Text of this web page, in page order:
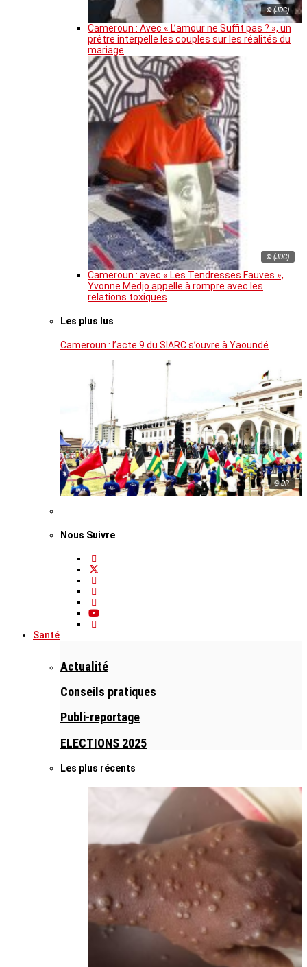
© (JDC)
Cameroun : Avec « L’amour ne Suffit pas ? », un
prêtre interpelle les couples sur les réalités du
mariage
© (JDC)
Cameroun : avec « Les Tendresses Fauves »,
Yvonne Medjo appelle à rompre avec les
relations toxiques
Les plus lus
Cameroun : l’acte 9 du SIARC s’ouvre à Yaoundé
© DR
Nous Suivre
Santé
Actualité
Conseils pratiques
Publi-reportage
ELECTIONS 2025
Les plus récents